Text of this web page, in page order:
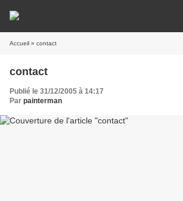
Accueil » contact
contact
Publié le 31/12/2005 à 14:17
Par painterman